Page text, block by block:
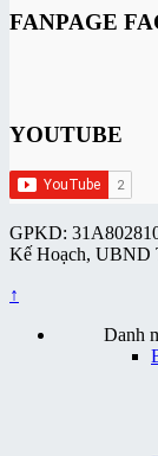
FANPAGE
YOUTUBE
GPKD:
Kế Hoạch, UBND
↑
Danh